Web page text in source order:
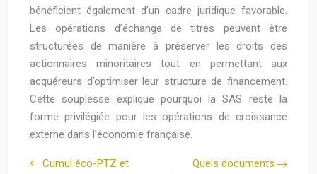
bénéficient également d’un cadre juridique favorable.
Les opérations d’échange de titres peuvent être
structurées de manière à préserver les droits des
actionnaires minoritaires tout en permettant aux
acquéreurs d’optimiser leur structure de financement.
Cette souplesse explique pourquoi la SAS reste la
forme privilégiée pour les opérations de croissance
externe dans l’économie française.
Cumul éco-PTZ et
Quels documents